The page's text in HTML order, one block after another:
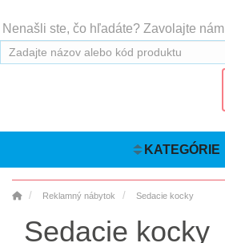
Nenašli ste, čo hľadáte? Zavolajte nám
KATEGÓRIE
Reklamný nábytok Sedacie kocky
Sedacie kocky